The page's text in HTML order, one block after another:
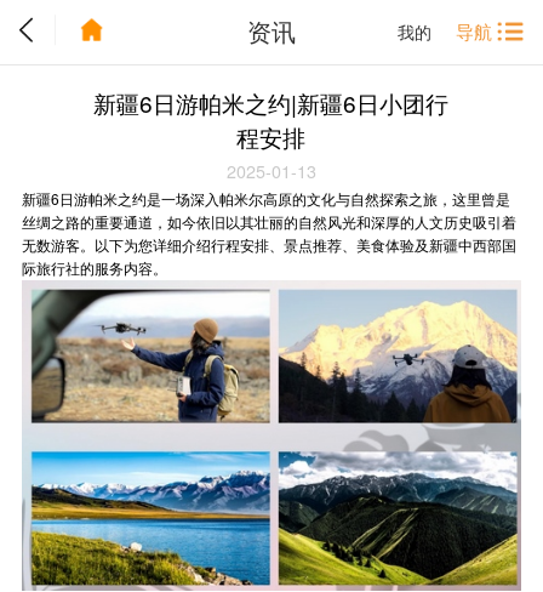
我的 导航
资讯
新疆6日游帕米之约|新疆6日小团行
程安排
2025-01-13
新疆6日游帕米之约是一场深入帕米尔高原的文化与自然探索之旅，这里曾是
丝绸之路的重要通道，如今依旧以其壮丽的自然风光和深厚的人文历史吸引着
无数游客。以下为您详细介绍行程安排、景点推荐、美食体验及新疆中西部国
际旅行社的服务内容。